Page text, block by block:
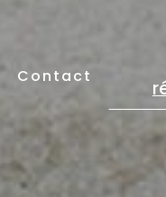
Contact